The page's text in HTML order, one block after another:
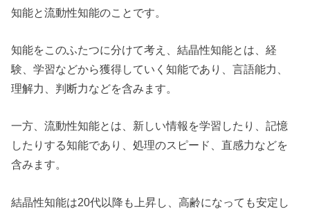
知能と流動性知能のことです。
知能をこのふたつに分けて考え、結晶性知能とは、経
験、学習などから獲得していく知能であり、言語能力、
理解力、判断力などを含みます。
一方、流動性知能とは、新しい情報を学習したり、記憶
したりする知能であり、処理のスピード、直感力などを
含みます。
結晶性知能は20代以降も上昇し、高齢になっても安定し